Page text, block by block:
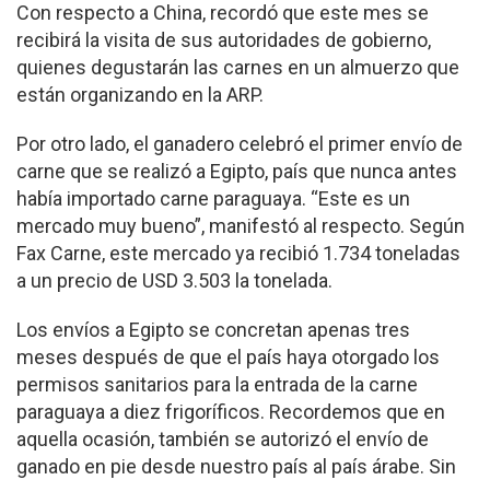
Con respecto a China, recordó que este mes se
recibirá la visita de sus autoridades de gobierno,
quienes degustarán las carnes en un almuerzo que
están organizando en la ARP.
Por otro lado, el ganadero celebró el primer envío de
carne que se realizó a Egipto, país que nunca antes
había importado carne paraguaya. “Este es un
mercado muy bueno”, manifestó al respecto. Según
Fax Carne, este mercado ya recibió 1.734 toneladas
a un precio de USD 3.503 la tonelada.
Los envíos a Egipto se concretan apenas tres
meses después de que el país haya otorgado los
permisos sanitarios para la entrada de la carne
paraguaya a diez frigoríficos. Recordemos que en
aquella ocasión, también se autorizó el envío de
ganado en pie desde nuestro país al país árabe. Sin